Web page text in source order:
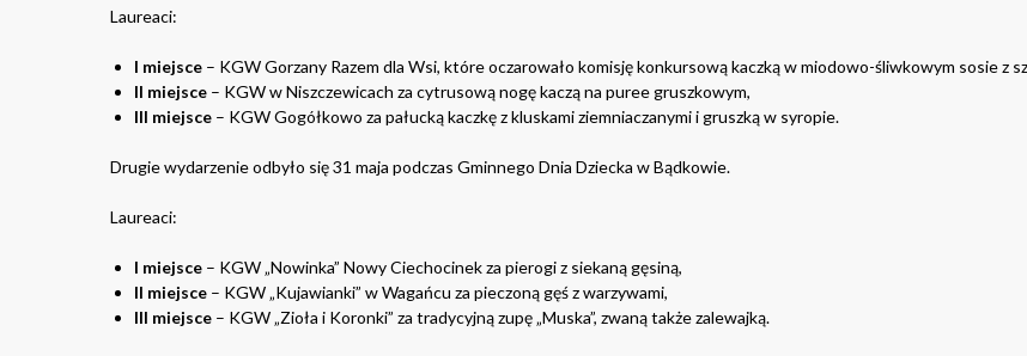
Laureaci:
I miejsce – KGW Gorzany Razem dla Wsi, które oczarowało komisję konkursową kaczką w miodowo-śliwkowym sosie z
II miejsce – KGW w Niszczewicach za cytrusową nogę kaczą na puree gruszkowym,
III miejsce – KGW Gogółkowo za pałucką kaczkę z kluskami ziemniaczanymi i gruszką w syropie.
Drugie wydarzenie odbyło się 31 maja podczas Gminnego Dnia Dziecka w Bądkowie.
Laureaci:
I miejsce – KGW „Nowinka” Nowy Ciechocinek za pierogi z siekaną gęsiną,
II miejsce – KGW „Kujawianki” w Wagańcu za pieczoną gęś z warzywami,
III miejsce – KGW „Zioła i Koronki” za tradycyjną zupę „Muska”, zwaną także zalewajką.